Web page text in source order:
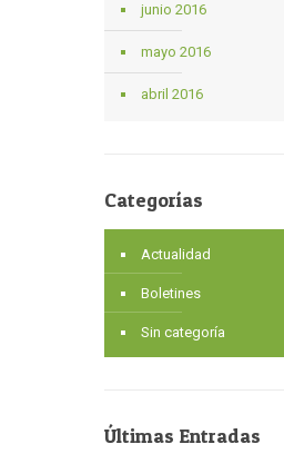
junio 2016
mayo 2016
abril 2016
Categorías
Actualidad
Boletines
Sin categoría
Últimas Entradas